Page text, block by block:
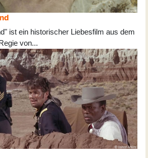
ist ein historischer Liebesfilm aus dem
von...